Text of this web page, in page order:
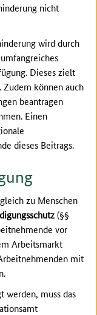
nicht
wird durch
Dieses zielt
Zudem können auch
beantragen
Einen
dieses Beitrags.
zu Menschen
(§§
vor
Arbeitsmarkt
mit
werden, muss das